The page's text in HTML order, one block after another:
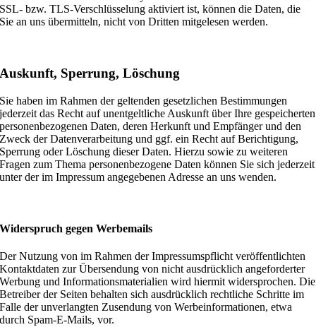
SSL- bzw. TLS-Verschlüsselung aktiviert ist, können die Daten, die
Sie an uns übermitteln, nicht von Dritten mitgelesen werden.
Auskunft, Sperrung, Löschung
Sie haben im Rahmen der geltenden gesetzlichen Bestimmungen
jederzeit das Recht auf unentgeltliche Auskunft über Ihre gespeicherten
personenbezogenen Daten, deren Herkunft und Empfänger und den
Zweck der Datenverarbeitung und ggf. ein Recht auf Berichtigung,
Sperrung oder Löschung dieser Daten. Hierzu sowie zu weiteren
Fragen zum Thema personenbezogene Daten können Sie sich jederzeit
unter der im Impressum angegebenen Adresse an uns wenden.
Widerspruch gegen Werbemails
Der Nutzung von im Rahmen der Impressumspflicht veröffentlichten
Kontaktdaten zur Übersendung von nicht ausdrücklich angeforderter
Werbung und Informationsmaterialien wird hiermit widersprochen. Die
Betreiber der Seiten behalten sich ausdrücklich rechtliche Schritte im
Falle der unverlangten Zusendung von Werbeinformationen, etwa
durch Spam-E-Mails, vor.